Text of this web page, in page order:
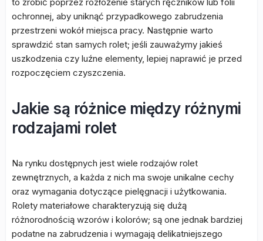
ochronnej, aby uniknąć przypadkowego zabrudzenia
przestrzeni wokół miejsca pracy. Następnie warto
sprawdzić stan samych rolet; jeśli zauważymy jakieś
uszkodzenia czy luźne elementy, lepiej naprawić je przed
rozpoczęciem czyszczenia.
Jakie są różnice między różnymi
rodzajami rolet
Na rynku dostępnych jest wiele rodzajów rolet
zewnętrznych, a każda z nich ma swoje unikalne cechy
oraz wymagania dotyczące pielęgnacji i użytkowania.
Rolety materiałowe charakteryzują się dużą
różnorodnością wzorów i kolorów; są one jednak bardziej
podatne na zabrudzenia i wymagają delikatniejszego